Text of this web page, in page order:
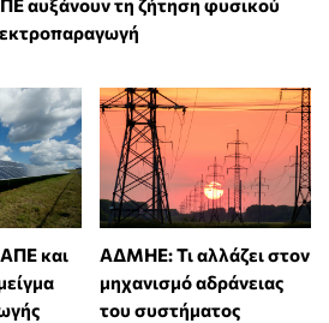
αυξάνουν τη ζήτηση φυσικού
και
ΑΔΜΗΕ: Τι αλλάζει στον
μηχανισμό αδράνειας
του συστήματος